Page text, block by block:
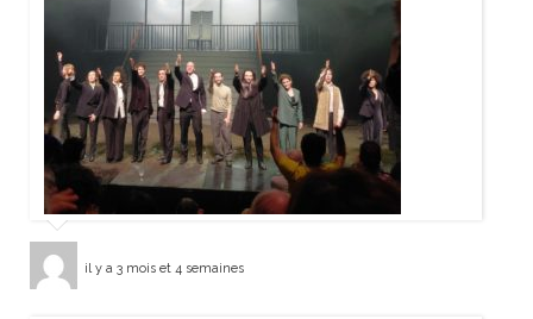
il y a 3 mois et 4 semaines